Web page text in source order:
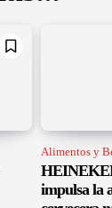
Alimentos y
impulsa la